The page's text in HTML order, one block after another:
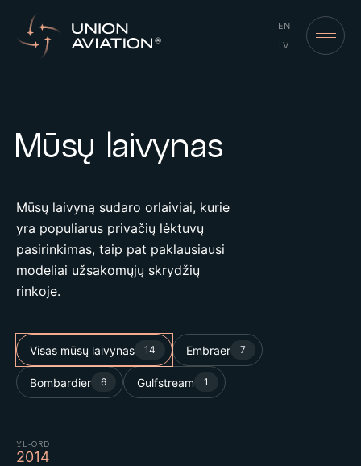
EN
LV
Mūsų laivynas
Mūsų laivyną sudaro orlaiviai, kurie
yra populiarus privačių lėktuvų
pasirinkimas, taip pat paklausiausi
modeliai užsakomųjų skrydžių
rinkoje.
Visas mūsų laivynas 14 Embraer 7
Bombardier 6 Gulfstream 1
YL-ORD
2014